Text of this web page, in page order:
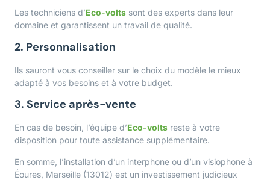
Les techniciens d’Eco-volts sont des experts dans leur
domaine et garantissent un travail de qualité.
2. Personnalisation
Ils sauront vous conseiller sur le choix du modèle le mieux
adapté à vos besoins et à votre budget.
3. Service après-vente
En cas de besoin, l’équipe d’Eco-volts reste à votre
disposition pour toute assistance supplémentaire.
En somme, l’installation d’un interphone ou d’un visiophone à
Éoures, Marseille (13012) est un investissement judicieux